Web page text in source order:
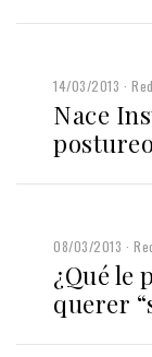
14/03/2013
Nace
08/03/2013
¿Qué le
querer